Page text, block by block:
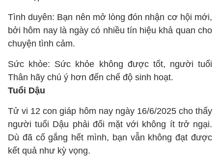
Tình duyên: Bạn nên mở lòng đón nhận cơ hội mới,
bởi hôm nay là ngày có nhiều tín hiệu khả quan cho
chuyện tình cảm.
Sức khỏe: Sức khỏe không được tốt, người tuổi
Thân hãy chú ý hơn đến chế độ sinh hoạt.
Tuổi Dậu
Tử vi 12 con giáp hôm nay ngày 16/6/2025 cho thấy
người tuổi Dậu phải đối mặt với không ít trở ngại.
Dù đã cố gắng hết mình, bạn vẫn không đạt được
kết quả như kỳ vọng.